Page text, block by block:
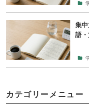
集
語
カテゴリーメニュー